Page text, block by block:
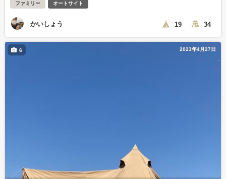
ファミリー オートサイト
かいしょう 19 34
2023年4月27日
6